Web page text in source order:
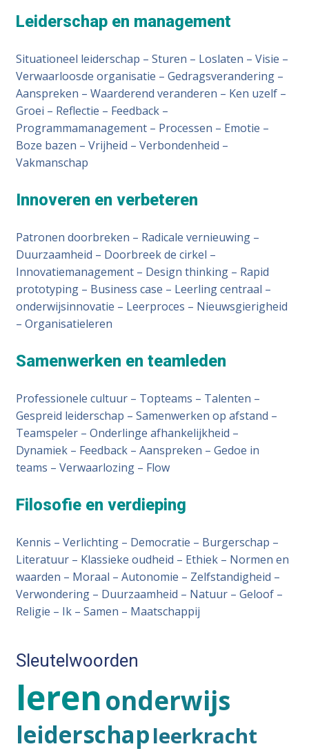
Leiderschap en management
Situationeel leiderschap – Sturen – Loslaten – Visie –
Verwaarloosde organisatie – Gedragsverandering –
Aanspreken – Waarderend veranderen – Ken uzelf –
Groei – Reflectie – Feedback –
Programmamanagement – Processen – Emotie –
Boze bazen – Vrijheid – Verbondenheid –
Vakmanschap
Innoveren en verbeteren
Patronen doorbreken – Radicale vernieuwing –
Duurzaamheid – Doorbreek de cirkel –
Innovatiemanagement – Design thinking – Rapid
prototyping – Business case – Leerling centraal –
onderwijsinnovatie – Leerproces – Nieuwsgierigheid
– Organisatieleren
Samenwerken en teamleden
Professionele cultuur – Topteams – Talenten –
Gespreid leiderschap – Samenwerken op afstand –
Teamspeler – Onderlinge afhankelijkheid –
Dynamiek – Feedback – Aanspreken – Gedoe in
teams – Verwaarlozing – Flow
Filosofie en verdieping
Kennis – Verlichting – Democratie – Burgerschap –
Literatuur – Klassieke oudheid – Ethiek – Normen en
waarden – Moraal – Autonomie – Zelfstandigheid –
Verwondering – Duurzaamheid – Natuur – Geloof –
Religie – Ik – Samen – Maatschappij
Sleutelwoorden
lerenonderwijs
leiderschapleerkracht